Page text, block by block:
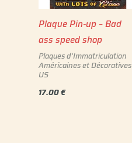
Plaque Pin-up – Bad
ass speed shop
Plaques d'Immatriculation
Américaines et Décoratives
US
17.00€